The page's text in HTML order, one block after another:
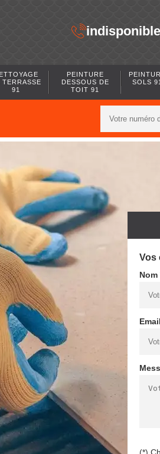
indisponible
TERRASSE
91
PEINTURE
DESSOUS DE
TOIT 91
SOLS 91
Vos
Nom